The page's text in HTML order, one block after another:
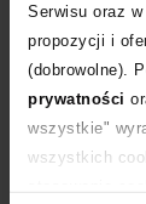
Serwisu oraz
propozycji i
(dobrowolne).
prywatności
wszystkie"
wszystkich
14 dni na
+158
Kup teraz,